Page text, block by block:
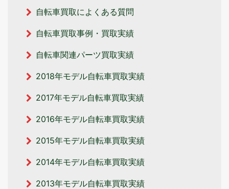
自転車買取によくある質問
自転車買取事例・買取実績
自転車関連パーツ買取実績
2018年モデル自転車買取実績
2017年モデル自転車買取実績
2016年モデル自転車買取実績
2015年モデル自転車買取実績
2014年モデル自転車買取実績
2013年モデル自転車買取実績